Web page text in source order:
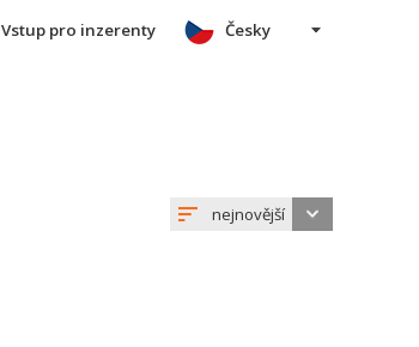
Vstup pro inzerenty Česky
nejnovější